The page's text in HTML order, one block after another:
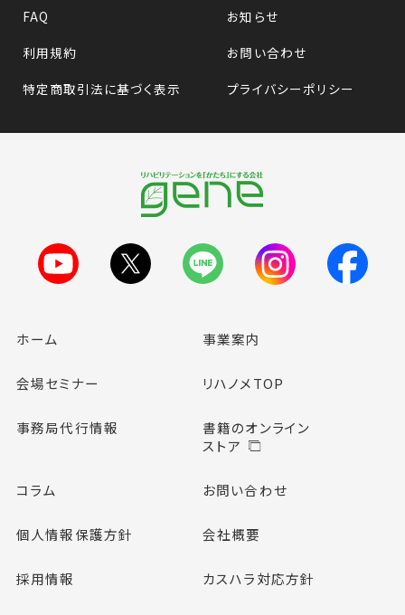
FAQ
お知らせ
利用規約
お問い合わせ
特定商取引法に基づく表示
プライバシーポリシー
ホーム 事業案内
会場セミナー リハノメTOP
事務局代行情報
書籍のオンライン
ストア
コラム お問い合わせ
個人情報保護方針 会社概要
採用情報 カスハラ対応方針